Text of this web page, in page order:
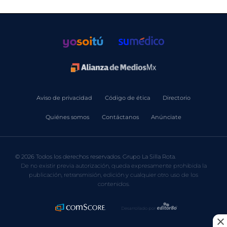
Aviso de privacidad Código de ética Directorio
Quiénes somos Contáctanos Anúnciate
© 2026 Todos los derechos reservados. Grupo La Silla Rota.
De no existir previa autorización, queda expresamente prohibida la
publicación, retransmisión, edición y cualquier otro uso de los
contenidos.
Desarrollado por